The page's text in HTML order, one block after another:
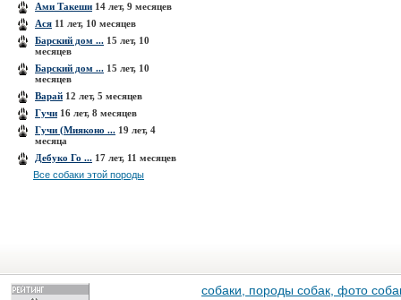
Ами Такеши 14 лет, 9 месяцев
Ася 11 лет, 10 месяцев
Барский дом ... 15 лет, 10
месяцев
Барский дом ... 15 лет, 10
месяцев
Варай 12 лет, 5 месяцев
Гучи 16 лет, 8 месяцев
Гучи (Мияконо ... 19 лет, 4
месяца
Дебуко Го ... 17 лет, 11 месяцев
Все собаки этой породы
собаки, породы собак, фото